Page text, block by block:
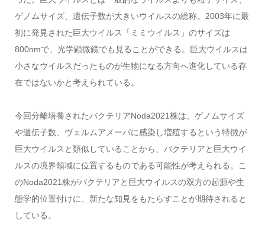
ゲノムサイズ、遺伝子数が大きいウイルスの総称。2003年に最
初に発見された巨大ウイルス「ミミウイルス」のサイズは
800nmで、光学顕微鏡でも見ることができる。巨大ウイルスは
小さなウイルスだったものが生物になる方向へ進化している存
在ではないかと考えられている。
今回分離培養されたバクテリアNoda2021株は、ゲノムサイズ
や遺伝子数、ヴェルムアメーバに感染し増殖するという特徴が
巨大ウイルスと類似していることから、バクテリアと巨大ウイ
ルスの境界領域に位置するものである可能性が考えられる。こ
のNoda2021株がバクテリアと巨大ウイルスの双方の起源や生
態学的位置付けに、新たな知見をもたらすことが期待されると
している。